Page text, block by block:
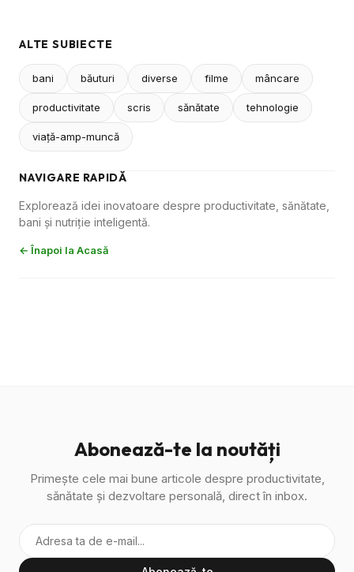
ALTE SUBIECTE
bani băuturi diverse filme mâncare
productivitate scris sănătate tehnologie
viaţă-amp-muncă
NAVIGARE RAPIDĂ
Explorează idei inovatoare despre productivitate, sănătate,
bani și nutriție inteligentă.
← Înapoi la Acasă
Abonează-te la noutăți
Primește cele mai bune articole despre productivitate,
sănătate și dezvoltare personală, direct în inbox.